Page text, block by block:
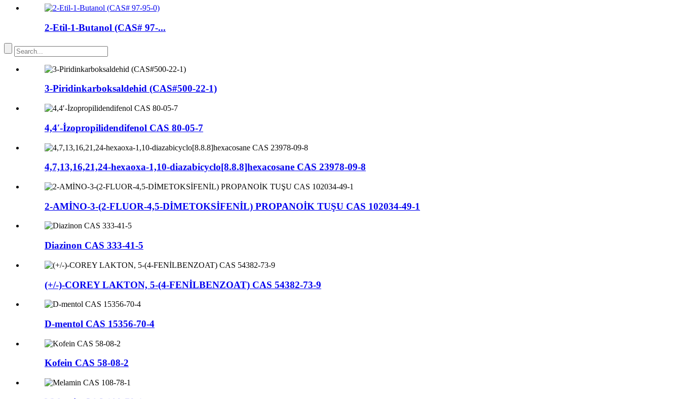
2-Etil-1-Butanol (CAS# 97-...
3-Piridinkarboksaldehid (CAS#500-22-1)
4,4′-İzopropilidendifenol CAS 80-05-7
4,7,13,16,21,24-hexaoxa-1,10-diazabicyclo[8.8.8]hexacosane CAS 23978-09-8
2-AMİNO-3-(2-FLUOR-4,5-DİMETOKSİFENİL) PROPANOİK TUŞU CAS 102034-49-1
Diazinon CAS 333-41-5
(+/-)-COREY LAKTON, 5-(4-FENİLBENZOAT) CAS 54382-73-9
D-mentol CAS 15356-70-4
Kofein CAS 58-08-2